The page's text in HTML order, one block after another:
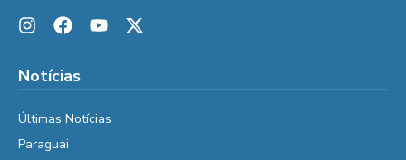
Notícias
Últimas Notícias
Paraguai